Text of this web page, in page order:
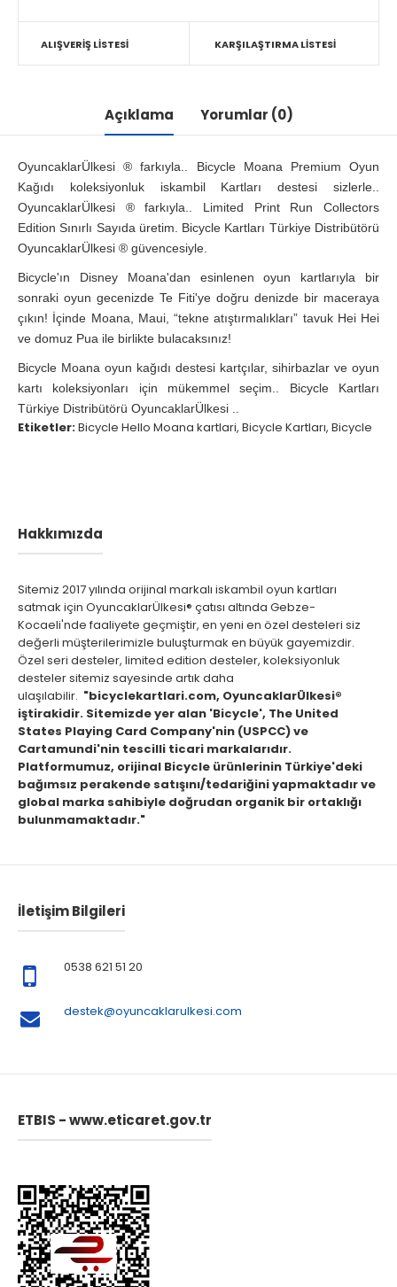
ALIŞVERIŞ LISTESI KARŞILAŞTIRMA LISTESI
Açıklama Yorumlar (0)
OyuncaklarÜlkesi ® farkıyla.. Bicycle Moana Premium Oyun
Kağıdı koleksiyonluk iskambil Kartları destesi sizlerle..
OyuncaklarÜlkesi ® farkıyla.. Limited Print Run Collectors
Edition Sınırlı Sayıda üretim. Bicycle Kartları Türkiye Distribütörü
OyuncaklarÜlkesi ® güvencesiyle.
Bicycle'ın Disney Moana'dan esinlenen oyun kartlarıyla bir
sonraki oyun gecenizde Te Fiti'ye doğru denizde bir maceraya
çıkın! İçinde Moana, Maui, “tekne atıştırmalıkları” tavuk Hei Hei
ve domuz Pua ile birlikte bulacaksınız!
Bicycle Moana oyun kağıdı destesi kartçılar, sihirbazlar ve oyun
kartı koleksiyonları için mükemmel seçim.. Bicycle Kartları
Türkiye Distribütörü OyuncaklarÜlkesi ..
Etiketler:Bicycle Hello Moana kartlari, Bicycle Kartları, Bicycle
Hakkımızda
Sitemiz 2017 yılında orijinal markalı iskambil oyun kartları
satmak için OyuncaklarÜlkesi® çatısı altında Gebze-
Kocaeli'nde faaliyete geçmiştir, en yeni en özel desteleri siz
değerli müşterilerimizle buluşturmak en büyük gayemizdir.
Özel seri desteler, limited edition desteler, koleksiyonluk
desteler sitemiz sayesinde artık daha
ulaşılabilir. "bicyclekartlari.com, OyuncaklarÜlkesi®
iştirakidir. Sitemizde yer alan 'Bicycle', The United
States Playing Card Company'nin (USPCC) ve
Cartamundi'nin tescilli ticari markalarıdır.
Platformumuz, orijinal Bicycle ürünlerinin Türkiye'deki
bağımsız perakende satışını/tedariğini yapmaktadır ve
global marka sahibiyle doğrudan organik bir ortaklığı
bulunmamaktadır."
İletişim Bilgileri
0538 621 51 20
destek@oyuncaklarulkesi.com
ETBIS - www.eticaret.gov.tr